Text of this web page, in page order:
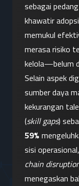
sebagai
khawatir
memukul
merasa risiko
kelola—belum
Selain aspek
sumber daya
kekurangan
(skill gaps
59%
sisi
chain
menegaskan